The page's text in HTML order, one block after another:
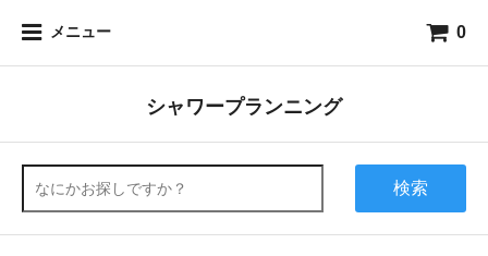
メニュー 0
シャワープランニング
検索